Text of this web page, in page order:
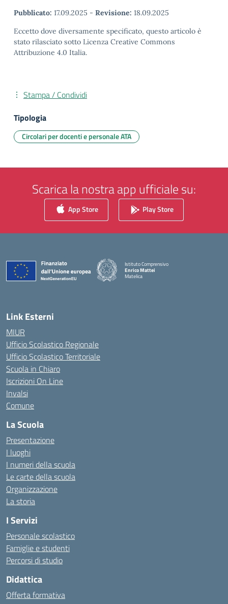
Pubblicato: 17.09.2025 - Revisione: 18.09.2025
Eccetto dove diversamente specificato, questo articolo è
stato rilasciato sotto Licenza Creative Commons
Attribuzione 4.0 Italia.
Stampa / Condividi
Tipologia
Circolari per docenti e personale ATA
Scarica la nostra app ufficiale su:
App Store Play Store
Istituto Comprensivo
Enrico Mattei
Matelica
Link Esterni
MIUR
Ufficio Scolastico Regionale
Ufficio Scolastico Territoriale
Scuola in Chiaro
Iscrizioni On Line
Invalsi
Comune
La Scuola
Presentazione
I luoghi
I numeri della scuola
Le carte della scuola
Organizzazione
La storia
I Servizi
Personale scolastico
Famiglie e studenti
Percorsi di studio
Didattica
Offerta formativa